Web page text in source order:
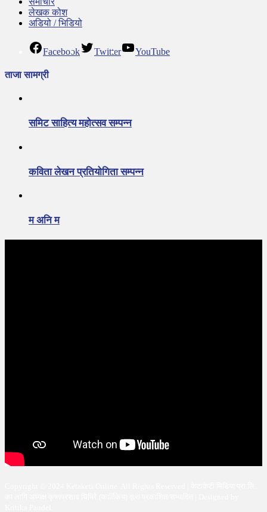
लेखक कोश
अडियो / भिडियो
Facebook Twitter YouTube
ताजा सामग्री
समिट साहित्य महोत्सव सम्पन्न
कविता लेखन प्रतियोगिता सम्पन्न
म अनि म